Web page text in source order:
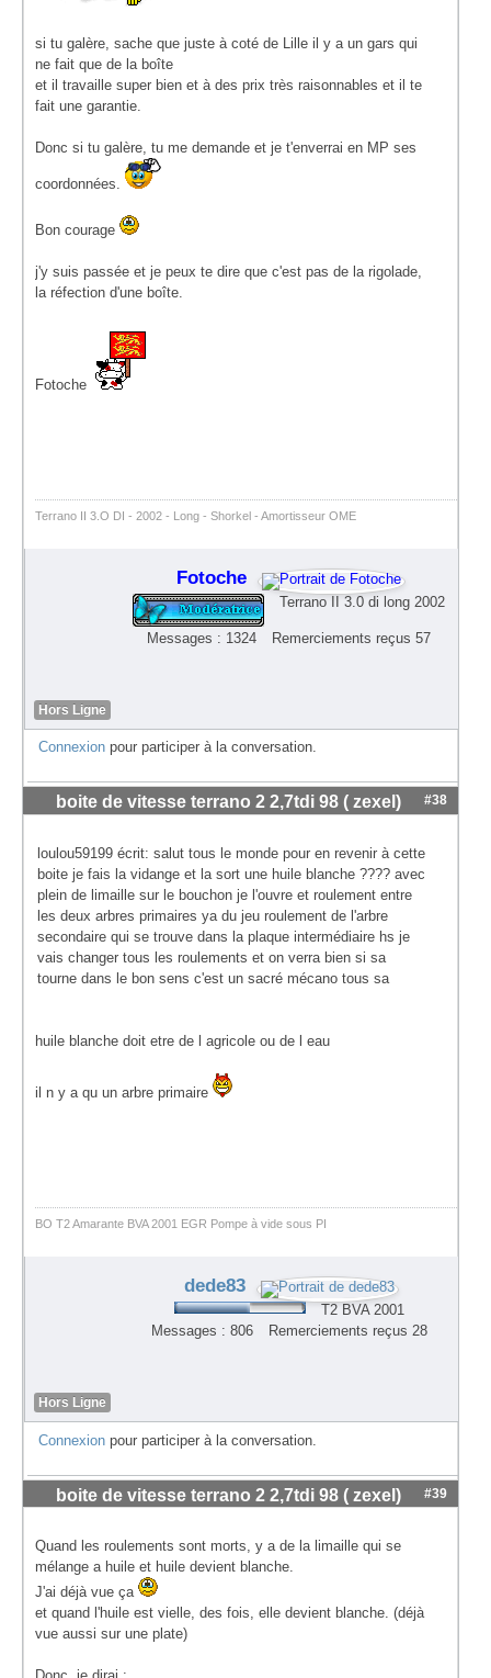
si tu galère, sache que juste à coté de Lille il y a un gars qui
ne fait que de la boîte
et il travaille super bien et à des prix très raisonnables et il te
fait une garantie.
Donc si tu galère, tu me demande et je t'enverrai en MP ses
coordonnées.
Bon courage
j'y suis passée et je peux te dire que c'est pas de la rigolade,
la réfection d'une boîte.
Fotoche
Terrano II 3.O DI - 2002 - Long - Shorkel - Amortisseur OME
Fotoche
Terrano II 3.0 di long 2002
Messages : 1324 Remerciements reçus 57
Hors Ligne
Connexion pour participer à la conversation.
boite de vitesse terrano 2 2,7tdi 98 ( zexel) #38
loulou59199 écrit: salut tous le monde pour en revenir à cette
boite je fais la vidange et la sort une huile blanche ???? avec
plein de limaille sur le bouchon je l'ouvre et roulement entre
les deux arbres primaires ya du jeu roulement de l'arbre
secondaire qui se trouve dans la plaque intermédiaire hs je
vais changer tous les roulements et on verra bien si sa
tourne dans le bon sens c'est un sacré mécano tous sa
huile blanche doit etre de l agricole ou de l eau
il n y a qu un arbre primaire
BO T2 Amarante BVA 2001 EGR Pompe à vide sous PI
dede83
T2 BVA 2001
Messages : 806
Remerciements reçus 28
Hors Ligne
Connexion pour participer à la conversation.
boite de vitesse terrano 2 2,7tdi 98 ( zexel) #39
Quand les roulements sont morts, y a de la limaille qui se
mélange a huile et huile devient blanche.
J'ai déjà vue ça
et quand l'huile est vielle, des fois, elle devient blanche. (déjà
vue aussi sur une plate)